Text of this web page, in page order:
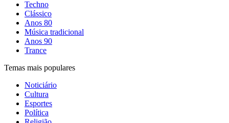
Techno
Clássico
Anos 80
Música tradicional
Anos 90
Trance
Temas mais populares
Noticiário
Cultura
Esportes
Política